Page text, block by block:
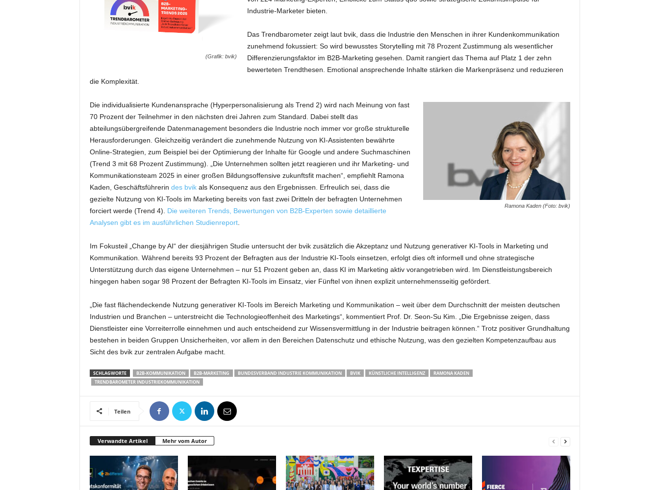
(Grafik: bvik)
Industrie-Marketer bieten.
Das Trendbarometer zeigt laut bvik, dass die Industrie den Menschen in ihrer Kundenkommunikation
zunehmend fokussiert: So wird bewusstes Storytelling mit 78 Prozent Zustimmung als wesentlicher
Differenzierungsfaktor im B2B-Marketing gesehen. Damit rangiert das Thema auf Platz 1 der zehn
bewerteten Trendthesen. Emotional ansprechende Inhalte stärken die Markenpräsenz und reduzieren
die Komplexität.
Ramona Kaden (Foto: bvik)
Die individualisierte Kundenansprache (Hyperpersonalisierung als Trend 2) wird nach Meinung von fast
70 Prozent der Teilnehmer in den nächsten drei Jahren zum Standard. Dabei stellt das
abteilungsübergreifende Datenmanagement besonders die Industrie noch immer vor große strukturelle
Herausforderungen. Gleichzeitig verändert die zunehmende Nutzung von KI-Assistenten bewährte
Online-Strategien, zum Beispiel bei der Optimierung der Inhalte für Google und andere Suchmaschinen
(Trend 3 mit 68 Prozent Zustimmung). „Die Unternehmen sollten jetzt reagieren und ihr Marketing- und
Kommunikationsteam 2025 in einer großen Bildungsoffensive zukunftsfit machen“, empfiehlt Ramona
Kaden, Geschäftsführerin des bvikals Konsequenz aus den Ergebnissen. Erfreulich sei, dass die
gezielte Nutzung von KI-Tools im Marketing bereits von fast zwei Dritteln der befragten Unternehmen
forciert werde (Trend 4).
Die weiteren Trends, Bewertungen von B2B-Experten sowie detaillierte
Analysen gibt es im ausführlichen Studienreport.
Im Fokusteil „Change by AI“ der diesjährigen Studie untersucht der bvik zusätzlich die Akzeptanz und Nutzung generativer KI-Tools in Marketing und
Kommunikation. Während bereits 93 Prozent der Befragten aus der Industrie KI-Tools einsetzen, erfolgt dies oft informell und ohne strategische
Unterstützung durch das eigene Unternehmen – nur 51 Prozent geben an, dass KI im Marketing aktiv vorangetrieben wird. Im Dienstleistungsbereich
hingegen haben sogar 98 Prozent der Befragten KI-Tools im Einsatz, vier Fünftel von ihnen explizit unternehmensseitig gefördert.
„Die fast flächendeckende Nutzung generativer KI-Tools im Bereich Marketing und Kommunikation – weit über dem Durchschnitt der meisten deutschen
Industrien und Branchen – unterstreicht die Technologieoffenheit des Marketings“, kommentiert Prof. Dr. Seon-Su Kim. „Die Ergebnisse zeigen, dass
Dienstleister eine Vorreiterrolle einnehmen und auch entscheidend zur Wissensvermittlung in der Industrie beitragen können.“ Trotz positiver Grundhaltung
bestehen in beiden Gruppen Unsicherheiten, vor allem in den Bereichen Datenschutz und ethische Nutzung, was den gezielten Kompetenzaufbau aus
Sicht des bvik zur zentralen Aufgabe macht.
SCHLAGWORTE B2B-KOMMUNIKATION B2B-MARKETING BUNDESVERBAND INDUSTRIE KOMMUNIKATION BVIK KÜNSTLICHE INTELLIGENZ
RAMONA KADEN
TRENDBAROMETER INDUSTRIEKOMMUNIKATION
Teilen
Verwandte Artikel Mehr vom Autor